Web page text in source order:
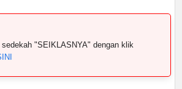
"SEIKLASNYA" dengan klik